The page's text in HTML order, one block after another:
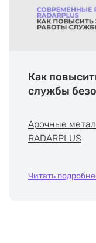
Как
службы
Арочные
RADARPLUS
Читать